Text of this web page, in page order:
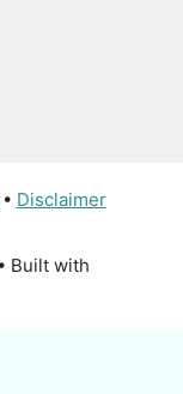
Disclaimer
• Built with